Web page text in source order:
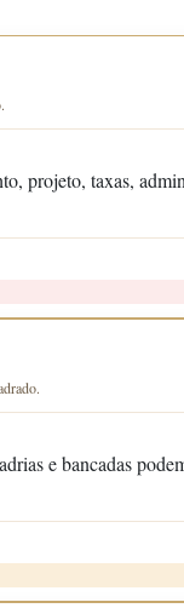
projeto, taxas,
e bancadas